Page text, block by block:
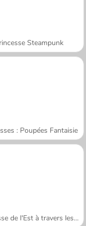
Steampunk
: Poupées Fantaisie
Princesse de l'Est à travers les âges